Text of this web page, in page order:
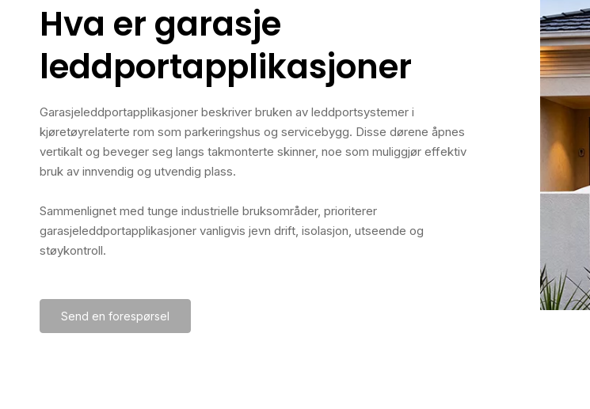
Hva er garasje
leddportapplikasjoner
Garasjeleddportapplikasjoner beskriver bruken av leddportsystemer i
kjøretøyrelaterte rom som parkeringshus og servicebygg. Disse dørene åpnes
vertikalt og beveger seg langs takmonterte skinner, noe som muliggjør effektiv
bruk av innvendig og utvendig plass.
Sammenlignet med tunge industrielle bruksområder, prioriterer
garasjeleddportapplikasjoner vanligvis jevn drift, isolasjon, utseende og
støykontroll.
Send en forespørsel